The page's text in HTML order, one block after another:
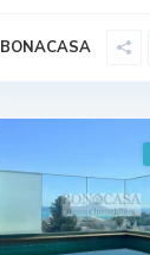
BONACASA